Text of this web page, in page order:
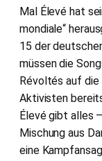
Mal Élevé hat
mondiale“
15 der
müssen die
Révoltés auf die
Aktivisten
Élevé gibt alles
Mischung aus
eine